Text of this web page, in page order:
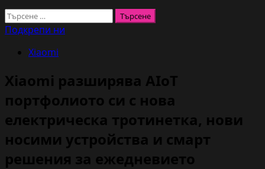
Търсене
за:
Подкрепи ни
Xiaomi
Xiaomi разширява AIoT
портфолиото си с нова
електрическа тротинетка, нови
носими устройства и смарт
решения за ежедневието